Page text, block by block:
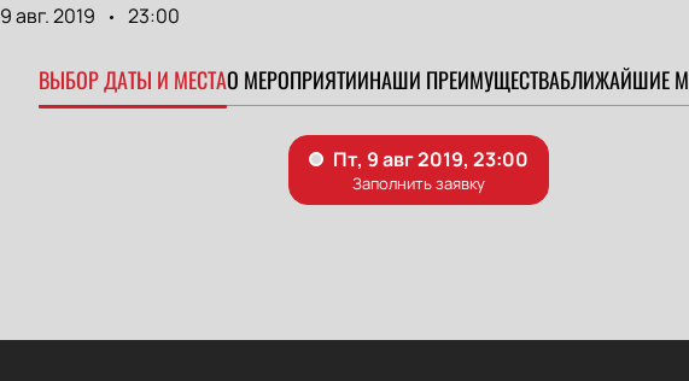
9 авг. 2019
23:00
ВЫБОР ДАТЫ И МЕСТАО МЕРОПРИЯТИИНАШИ ПРЕИМУЩЕСТВАБЛИЖАЙШИЕ